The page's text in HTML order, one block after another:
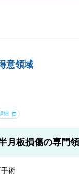
意領域
細
月板損傷の専門
手術